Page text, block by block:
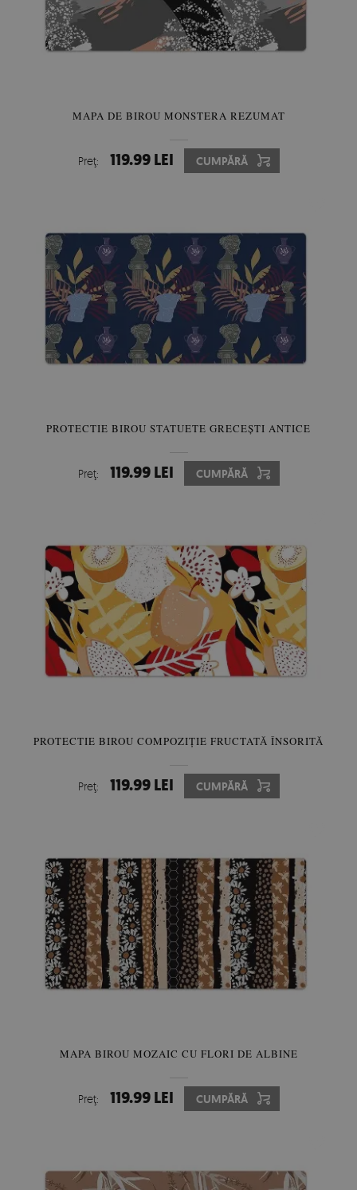
MAPA DE BIROU MONSTERA REZUMAT
Preţ: 119.99 LEI CUMPĂRĂ
PROTECTIE BIROU STATUETE GRECEȘTI ANTICE
Preţ: 119.99 LEI CUMPĂRĂ
PROTECTIE BIROU COMPOZIȚIE FRUCTATĂ ÎNSORITĂ
Preţ: 119.99 LEI CUMPĂRĂ
MAPA BIROU MOZAIC CU FLORI DE ALBINE
Preţ: 119.99 LEI CUMPĂRĂ